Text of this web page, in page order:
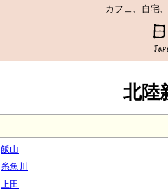
カフェ、自宅
北陸
飯山
糸魚川
上田